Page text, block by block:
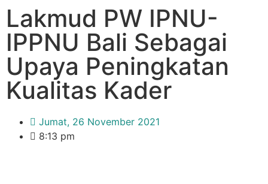
Lakmud PW IPNU-
IPPNU Bali Sebagai
Upaya Peningkatan
Kualitas Kader
Jumat, 26 November 2021
8:13 pm